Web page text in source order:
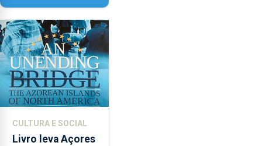
instrumentos
CULTURA E SOCIAL
Livro leva Açores